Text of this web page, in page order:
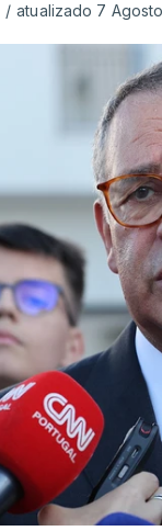
/ atualizado 7